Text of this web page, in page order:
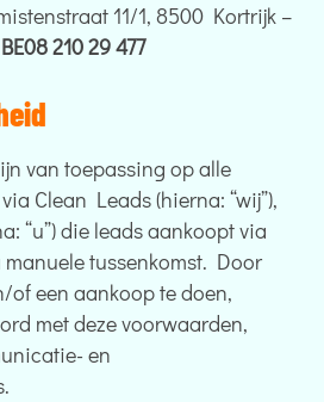
11/1, 8500 Kortrijk –
BE08 210 29 477
van toepassing op alle
Clean Leads (hierna: “wij”),
“u”) die leads aankoopt via
tussenkomst. Door
of een aankoop te doen,
met deze voorwaarden,
en